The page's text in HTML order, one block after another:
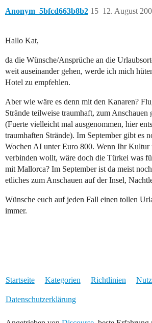
Anonym_5bfcd663b8b2 12. August
15
Hallo Kat,
da die Wünsche/Ansprüche an die
weit auseinander gehen, werde ich mich
Hotel zu empfehlen.
Aber wie wäre es denn mit den Kanaren?
Strände teilweise traumhaft, zum Anschauen
(Fuerte vielleicht mal ausgenommen, hier
traumhaften Strände). Im September gibt es
Wochen AI unter Euro 800. Wenn Ihr Kultur
verbinden wollt, wäre doch die Türkei was
mit Mallorca? Im September ist da meist
etliches zum Anschauen auf der Insel,
Wünsche euch auf jeden Fall einen tollen
immer.
Startseite Kategorien Richtlinien
Datenschutzerklärung